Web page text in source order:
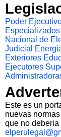
Poder
Especializados
Nacional de
Judicial
Exteriores
Ejecutores
Este es un
nuevas
que no deberia